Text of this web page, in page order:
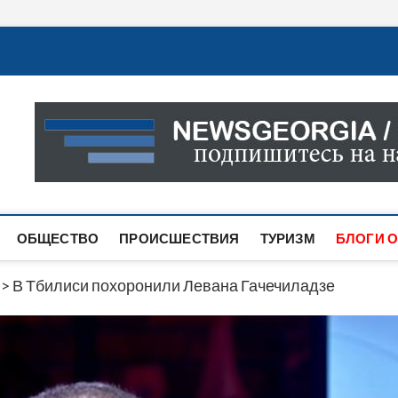
Новости Грузии
САМАЯ АКТУАЛЬНАЯ ИНФОРМАЦИЯ О СОБЫТИЯХ
САЙТЕ ВЫ НАЙДЕТЕ НОВОСТИ ПОЛИТИКИ,
ОБЩЕСТВО ПРОИСШЕСТВИЯ ТУРИЗМ БЛОГИ
> В Тбилиси похоронили Левана Гачечиладзе